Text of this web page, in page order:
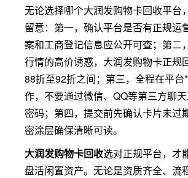
无论选择哪个大润发购物卡回收平台
留意：第一，确认平台是否有正规运
案和工商登记信息应公开可查；第二
行情的高价诱惑，大润发购物卡正规
88折至92折之间；第三，全程在平台
作，不要通过微信、QQ等第三方聊
密码；第四，提交前先确认卡片未过
密涂层确保清晰可读。
大润发购物卡回收选对正规平台，才
盘活闲置资产。无论是资质齐全、流